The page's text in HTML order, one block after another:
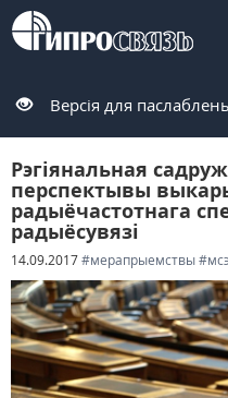
Версія для
Рэгіянальная
перспектывы
радыёчастотнага
радыёсувязі
14.09.2017#мерапрыемствы